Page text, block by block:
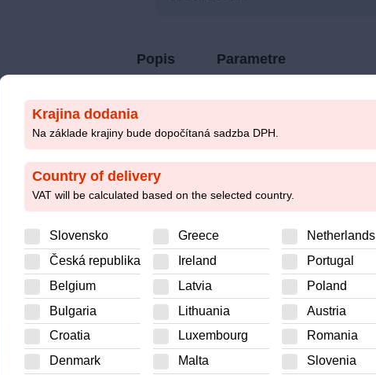
Popis Parametre
0.61 kg
Krajina dodania
Na základe krajiny bude dopočítaná sadzba DPH.
Country of delivery
VAT will be calculated based on the selected country.
Slovensko
Česká republika
Belgium
Bulgaria
Croatia
Denmark
Greece
Ireland
Latvia
Lithuania
Luxembourg
Malta
Netherlands
Portugal
Poland
Austria
Romania
Slovenia